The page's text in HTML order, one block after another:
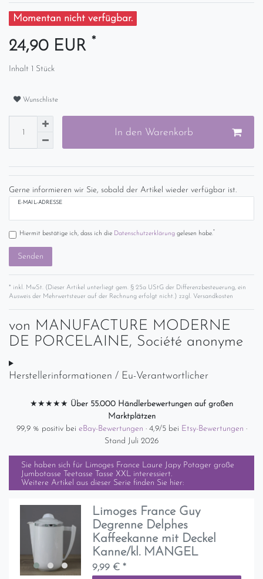
Momentan nicht verfügbar.
24,90 EUR *
Inhalt 1 Stück
Wunschliste
In den Warenkorb
Gerne informieren wir Sie, sobald der Artikel wieder verfügbar ist.
E-MAIL-ADRESSE
Hiermit bestätige ich, dass ich die Daten­schutz­erklärunggelesen habe.*
Senden
* inkl. MwSt. (Dieser Artikel unterliegt gem. § 25a UStG der Differenzbesteuerung, ein
Ausweis der Mehrwertsteuer auf der Rechnung erfolgt nicht.) zzgl. Versandkosten
von MANUFACTURE MODERNE
DE PORCELAINE, Société anonyme
Herstellerinformationen / Eu-Verantwortlicher
★★★★★ Über 55.000 Händlerbewertungen auf großen
Marktplätzen
99,9 % positiv bei eBay-Bewertungen · 4,9/5 bei Etsy-Bewertungen ·
Stand Juli 2026
Sie haben sich für Limoges France Laure Japy Potager große
Jumbotasse Teetasse Tasse XXL interessiert.
Weitere Artikel aus dieser Serie finden Sie hier:
Limoges France Guy
Degrenne Delphes
Kaffeekanne mit Deckel
Kanne/kl. MANGEL
9,99 € *